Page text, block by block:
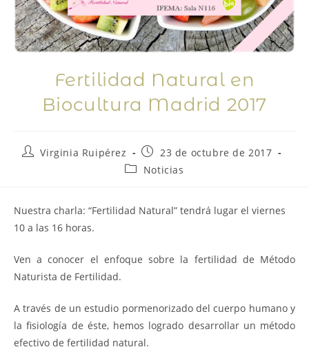
Fertilidad Natural en
Biocultura Madrid 2017
Virginia Ruipérez
23 de octubre de 2017
Noticias
Nuestra charla: “Fertilidad Natural” tendrá lugar el viernes
10 a las 16 horas.
Ven a conocer el enfoque sobre la fertilidad de Método
Naturista de Fertilidad.
A través de un estudio pormenorizado del cuerpo humano y
la fisiología de éste, hemos logrado desarrollar un método
efectivo de fertilidad natural.